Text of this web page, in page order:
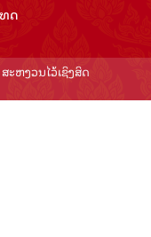
ດ
ະຫງວນໄວ້ເຊິງສິດ